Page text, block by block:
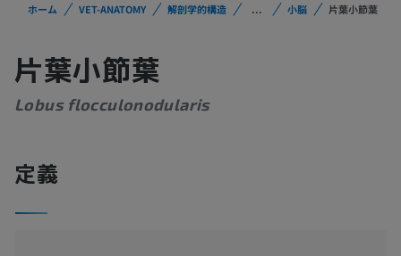
ホーム VET-ANATOMY 解剖学的構造 ... 小脳 片葉小節葉
片葉小節葉
Lobus flocculonodularis
定義